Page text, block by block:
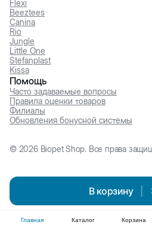
В корзину
Flexi
Beeztees
Canina
Rio
Jungle
Little One
Stefanplast
Kissa
Помощь
Часто задаваемые вопросы
Правила оценки товаров
Филиалы
Обновления бонусной системы
© 2026Biopet Shop. Все права
Главная Каталог Корзина